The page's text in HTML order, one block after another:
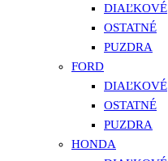
DIAĽKOVÉ
OSTATNÉ
PUZDRA
FORD
DIAĽKOVÉ
OSTATNÉ
PUZDRA
HONDA